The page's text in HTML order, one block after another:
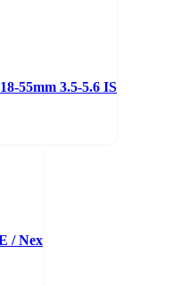
55mm 3.5-5.6 IS
/ Nex